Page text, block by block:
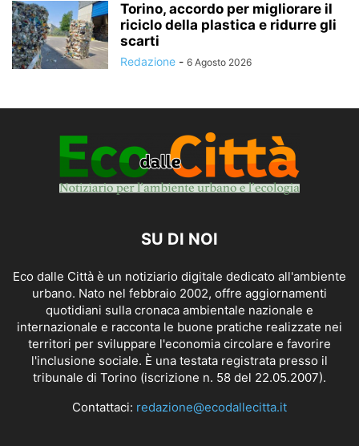
Torino, accordo per migliorare il
riciclo della plastica e ridurre gli
scarti
Redazione - 6 Agosto 2026
SU DI NOI
Eco dalle Città è un notiziario digitale dedicato all'ambiente
urbano. Nato nel febbraio 2002, offre aggiornamenti
quotidiani sulla cronaca ambientale nazionale e
internazionale e racconta le buone pratiche realizzate nei
territori per sviluppare l'economia circolare e favorire
l'inclusione sociale. È una testata registrata presso il
tribunale di Torino (iscrizione n. 58 del 22.05.2007).
Contattaci: redazione@ecodallecitta.it